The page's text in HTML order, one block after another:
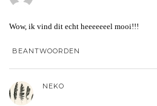
Wow, ik vind dit echt heeeeeeel mooi!!!
BEANTWOORDEN
NEKO